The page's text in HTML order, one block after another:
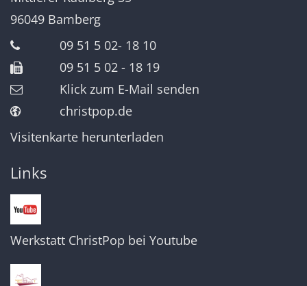
96049 Bamberg
09 51 5 02- 18 10
09 51 5 02 - 18 19
Klick zum E-Mail senden
christpop.de
Visitenkarte herunterladen
Links
Werkstatt ChristPop bei Youtube